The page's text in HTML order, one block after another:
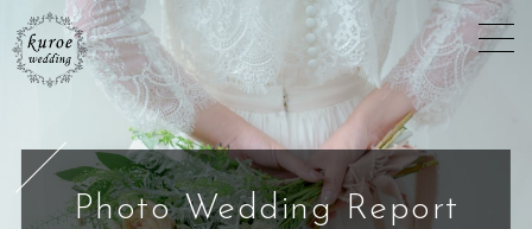
Photo Wedding Report